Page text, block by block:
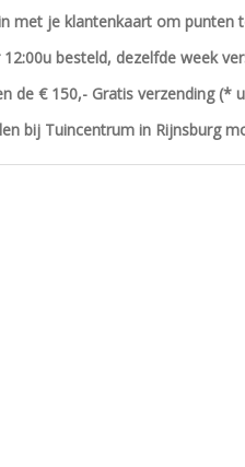
met je klantenkaart om punten
besteld, dezelfde week
de € 150,- Gratis verzending (*
bij Tuincentrum in Rijnsburg